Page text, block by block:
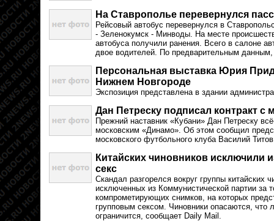
На Ставрополье перевернулся
Рейсовый автобус перевернулся в
- Зеленокумск - Минводы. На месте
автобуса получили ранения. Всего в салоне
двое водителей. По предварительным данным,
Персональная выставка Юрия
Нижнем Новгороде
Экспозиция представлена в здании
Дан Петреску подписал контракт
Прежний наставник «Кубани» Дан Петреску
московским «Динамо». Об этом сообщил
московского футбольного клуба Василий
Китайских чиновников исключили
секс
Скандал разгорелся вокруг группы китайских
исключенных из Коммунистической партии за
компрометирующих снимков, на которых
групповым сексом. Чиновники опасаются, что
ограничится, сообщает Daily Mail.